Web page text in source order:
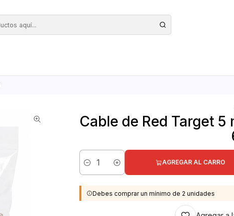
Cable de Red Target
Cantidad
AGREGAR AL CARRO
Debes comprar un mínimo de 2 unidades